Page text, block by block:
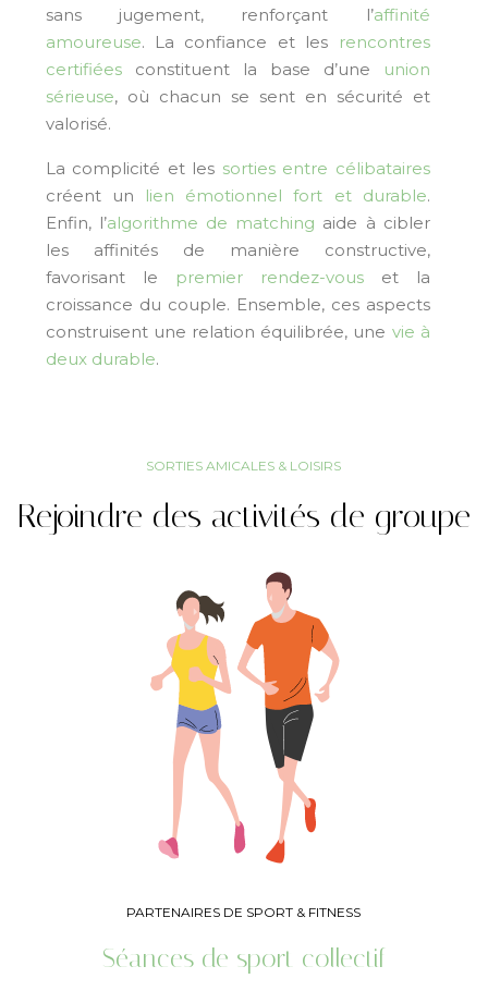
sans jugement, renforçant l’affinité
amoureuse. La confiance et les
rencontres
certifiéesconstituent la base d’une
union
sérieuse, où chacun se sent en sécurité et
valorisé.
La complicité et les sorties entre célibataires
créent un
lien émotionnel fort et durable.
Enfin, l’algorithme de matching aide à cibler
les affinités de manière constructive,
favorisant le
premier rendez-vouset la
croissance du couple. Ensemble, ces aspects
construisent une relation équilibrée, une vie à
deux durable.
SORTIES AMICALES & LOISIRS
Rejoindre des activités de groupe
PARTENAIRES DE SPORT & FITNESS
Séances de sport collectif